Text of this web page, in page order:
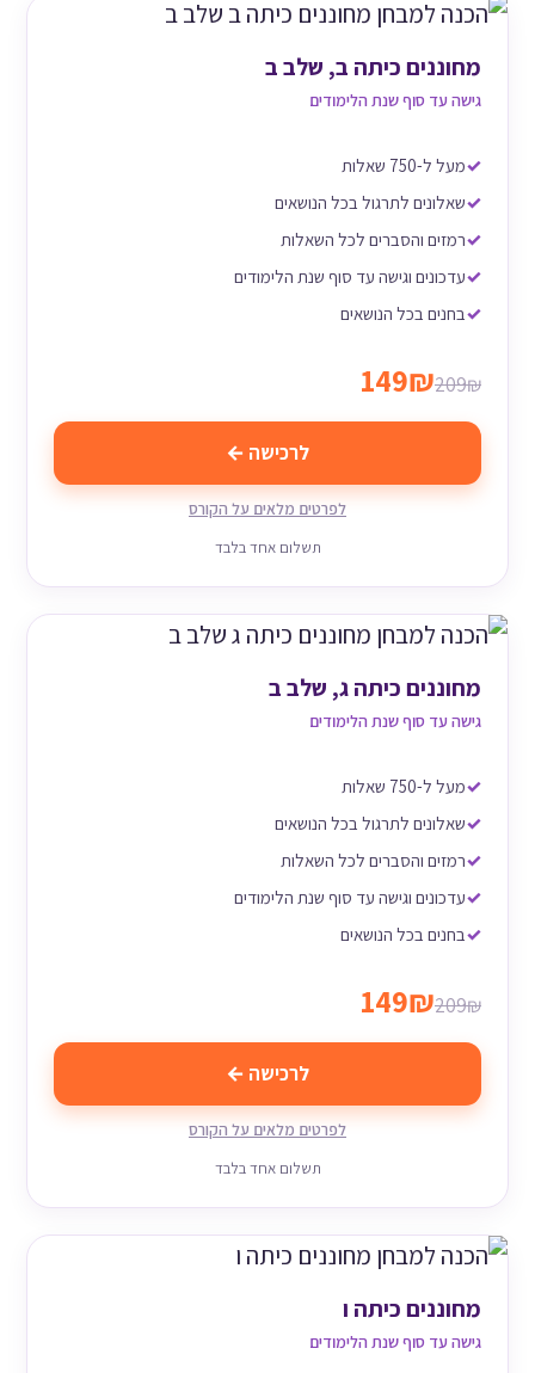
מחוננים כיתה ב, שלב ב
גישה עד סוף שנת הלימודים
מעל ל-750 שאלות
שאלונים לתרגול בכל הנושאים
רמזים והסברים לכל השאלות
עדכונים וגישה עד סוף שנת הלימודים
בחנים בכל הנושאים
209₪
149₪
לרכישה ←
לפרטים מלאים על הקורס
תשלום אחד בלבד
מחוננים כיתה ג, שלב ב
גישה עד סוף שנת הלימודים
מעל ל-750 שאלות
שאלונים לתרגול בכל הנושאים
רמזים והסברים לכל השאלות
עדכונים וגישה עד סוף שנת הלימודים
בחנים בכל הנושאים
209₪
149₪
לרכישה ←
לפרטים מלאים על הקורס
תשלום אחד בלבד
מחוננים כיתה ו
גישה עד סוף שנת הלימודים